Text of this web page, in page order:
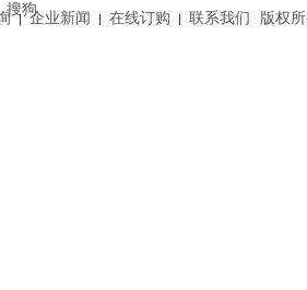
搜狗
企业新闻 在线订购 联系我们 版权